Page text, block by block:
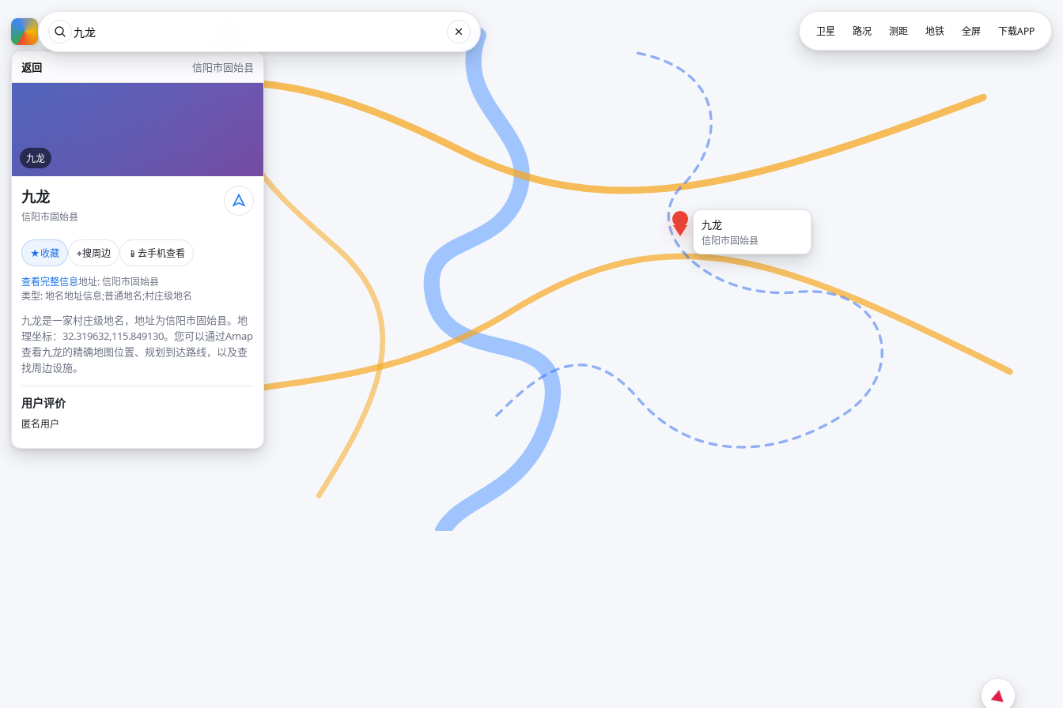
返回 信阳市固始县
九龙
九龙
信阳市固始县
★收藏 ⌖搜周边 📱 去手机查看
查看完整信息地址: 信阳市固始县
类型: 地名地址信息;普通地名;村庄级地名
九龙是一家村庄级地名，地址为信阳市固始县。地
理坐标：32.319632,115.849130。您可以通过Amap
查看九龙的精确地图位置、规划到达路线，以及查
找周边设施。
用户评价
匿名用户
九龙
信阳市固始县
卫星 路况 测距 地铁 全屏 下载APP